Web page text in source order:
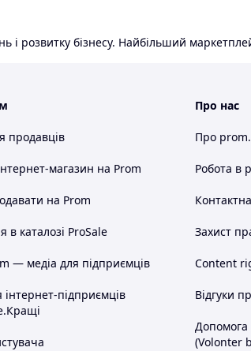
і розвитку бізнесу. Найбільший
продавців
магазин на Prom
на Prom
в каталозі ProSale
— медіа для підприємців
інтернет-підприємців
Про нас
Про
Робота в
Захист
Content
Відгуки
(Volonter